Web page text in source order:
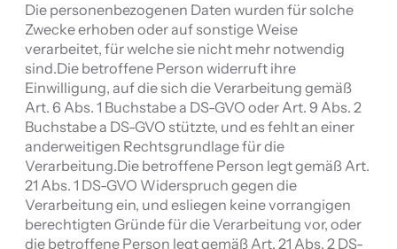
Die personenbezogenen Daten wurden für solche
Zwecke erhoben oder auf sonstige Weise
verarbeitet, für welche sie nicht mehr notwendig
sind.Die betroffene Person widerruft ihre
Einwilligung, auf die sich die Verarbeitung gemäß
Art. 6 Abs. 1 Buchstabe a DS-GVO oder Art. 9 Abs. 2
Buchstabe a DS-GVO stützte, und es fehlt an einer
anderweitigen Rechtsgrundlage für die
Verarbeitung.Die betroffene Person legt gemäß Art.
21 Abs. 1 DS-GVO Widerspruch gegen die
Verarbeitung ein, und esliegen keine vorrangigen
berechtigten Gründe für die Verarbeitung vor, oder
die betroffene Person legt gemäß Art. 21 Abs. 2 DS-